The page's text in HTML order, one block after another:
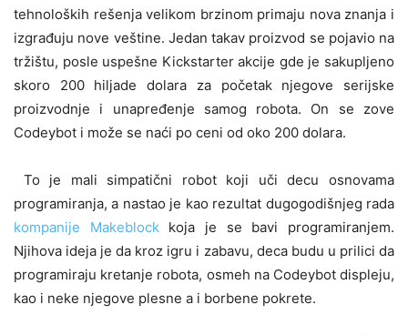
tehnoloških rešenja velikom brzinom primaju nova znanja i
izgrađuju nove veštine. Jedan takav proizvod se pojavio na
tržištu, posle uspešne Kickstarter akcije gde je sakupljeno
skoro 200 hiljade dolara za početak njegove serijske
proizvodnje i unapređenje samog robota. On se zove
Codeybot i može se naći po ceni od oko 200 dolara.
To je mali simpatični robot koji uči decu osnovama
programiranja, a nastao je kao rezultat dugogodišnjeg rada
kompanije Makeblockkoja je se bavi programiranjem.
Njihova ideja je da kroz igru i zabavu, deca budu u prilici da
programiraju kretanje robota, osmeh na Codeybot displeju,
kao i neke njegove plesne a i borbene pokrete.